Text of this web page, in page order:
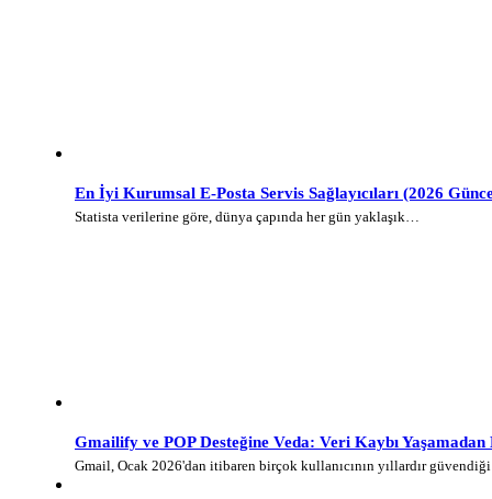
En İyi Kurumsal E-Posta Servis Sağlayıcıları (2026
Statista verilerine göre, dünya çapında her gün yaklaşık…
Gmailify ve POP Desteğine Veda: Veri Kaybı
Gmail, Ocak 2026'dan itibaren birçok kullanıcının yıllardır